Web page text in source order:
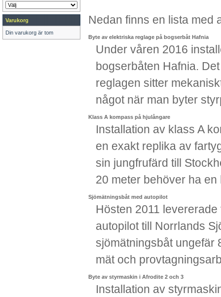
Nedan finns en lista med
Byte av elektriska reglage på bogserbåt Hafnia
Under våren 2016
bogserbåten Hafnia.
reglagen sitter
något när man byter
Klass A kompass på hjulångare
Installation av klass A
en exakt replika av
sin jungfrufärd till
20 meter behöver ha
Sjömätningsbåt med autopilot
Hösten 2011
autopilot till Norrlands
sjömätningsbåt ungefär
mät och
Byte av styrmaskin i Afrodite 2 och 3
Installation av
Varukorg
Din varukorg är tom